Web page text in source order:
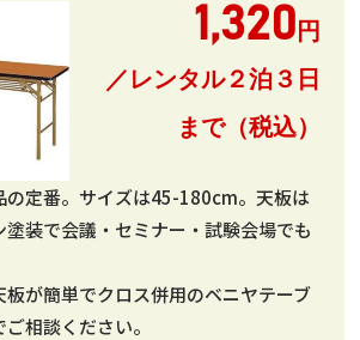
1,320 円
／レンタル２泊３日
まで（税込）
の定番。サイズは45-180cm。天板は
装で会議・セミナー・試験会場でも
板が簡単でクロス併用のベニヤテーブ
相談ください。